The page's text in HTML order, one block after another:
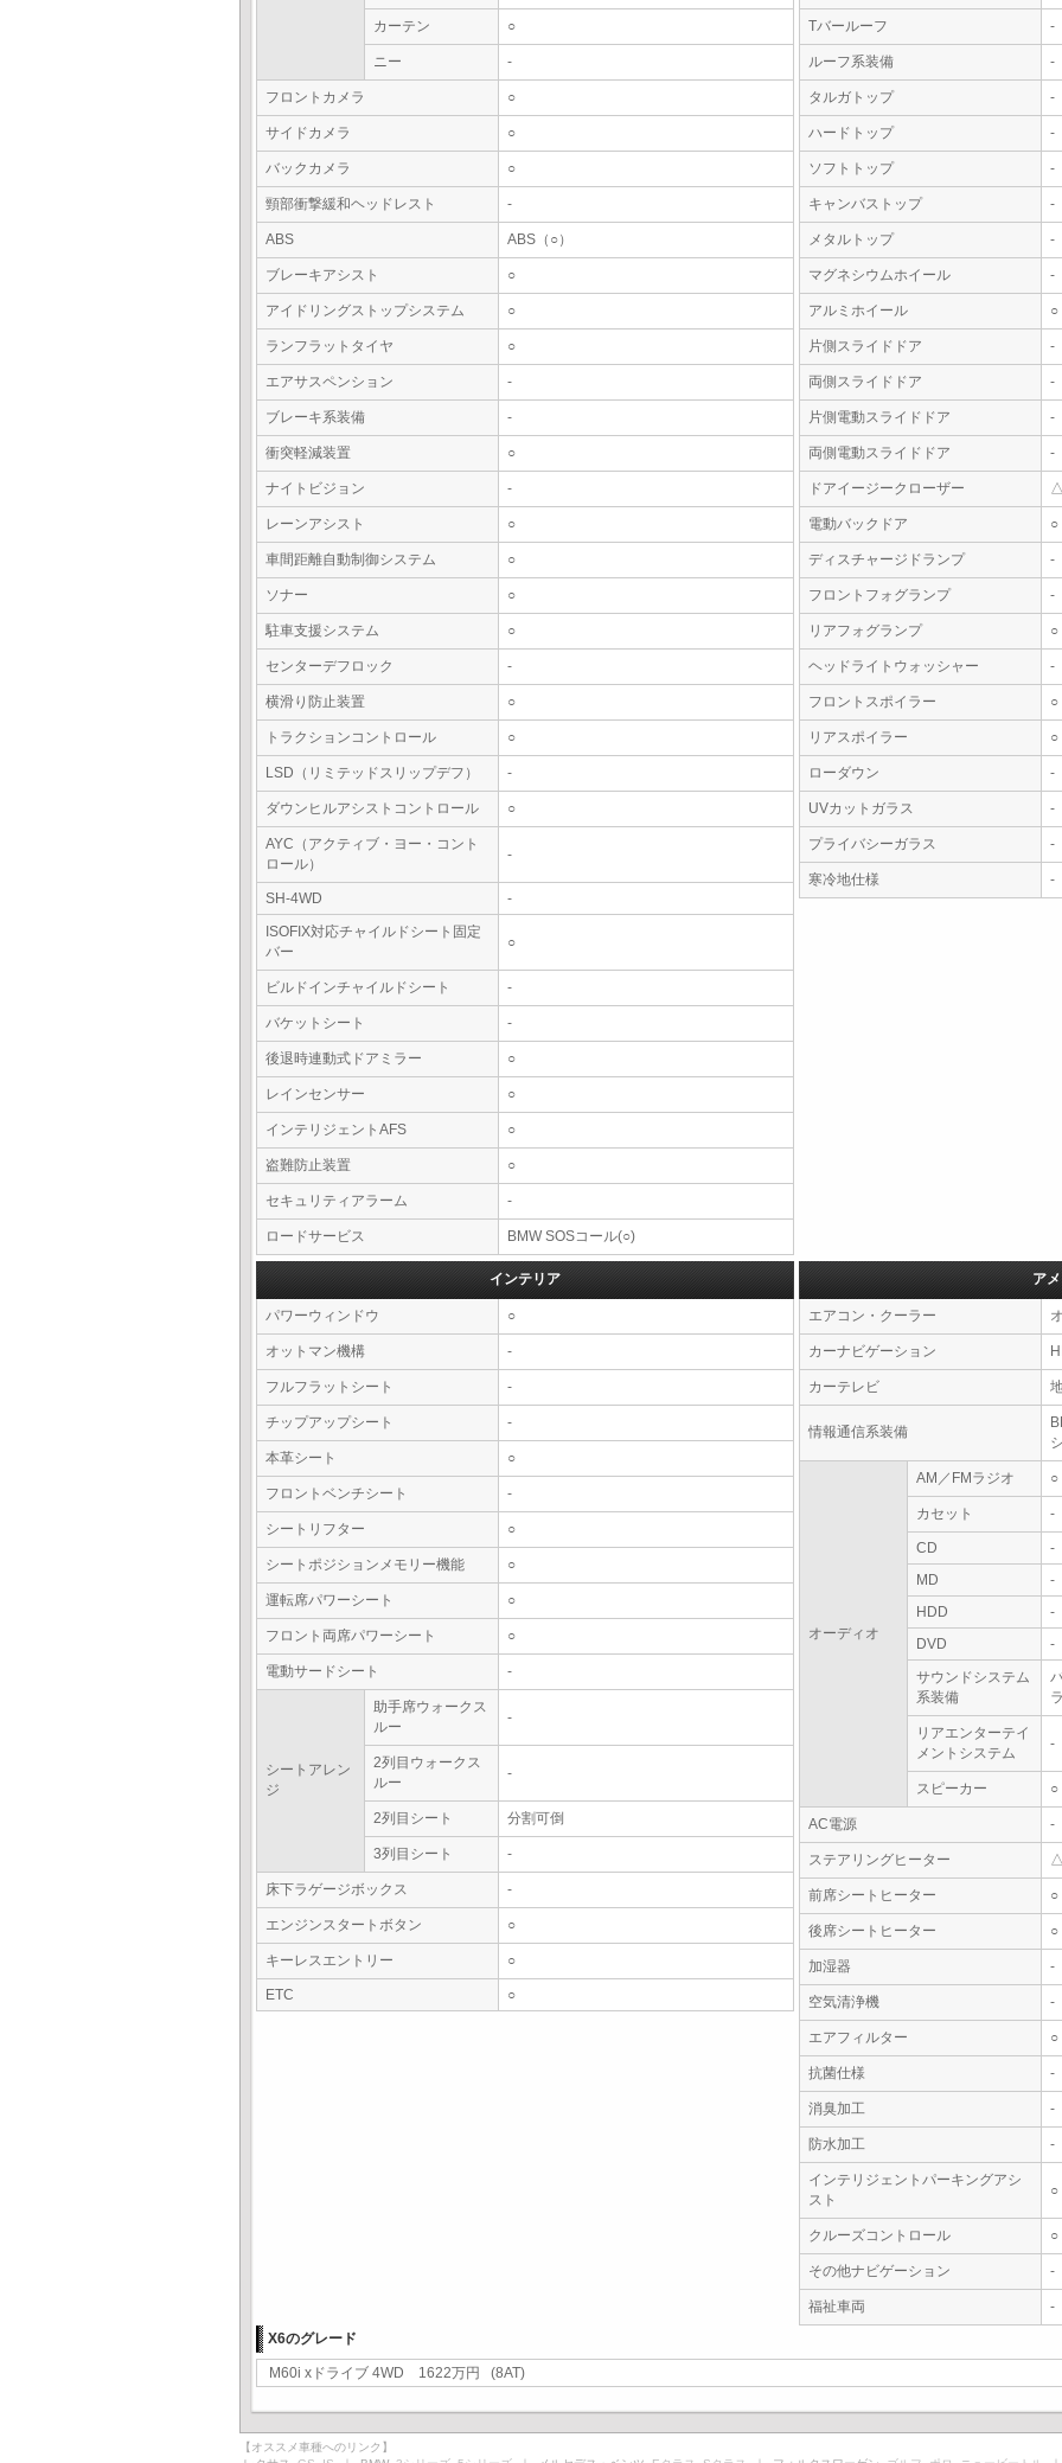
カーテン ○
ニー -
フロントカメラ ○
サイドカメラ ○
バックカメラ ○
頸部衝撃緩和ヘッドレスト -
ABS ABS（○）
ブレーキアシスト ○
アイドリングストップシステム ○
ランフラットタイヤ ○
エアサスペンション -
ブレーキ系装備 -
衝突軽減装置 ○
ナイトビジョン -
レーンアシスト ○
車間距離自動制御システム ○
ソナー ○
駐車支援システム ○
センターデフロック -
横滑り防止装置 ○
トラクションコントロール ○
LSD（リミテッドスリップデフ） -
ダウンヒルアシストコントロール ○
AYC（アクティブ・ヨー・コント
ロール）
-
SH-4WD
-
ISOFIX対応チャイルドシート固定
バー
○
ビルドインチャイルドシート -
バケットシート -
後退時連動式ドアミラー ○
レインセンサー ○
インテリジェントAFS ○
盗難防止装置 ○
セキュリティアラーム -
ロードサービス BMW SOSコール(○)
Tバールーフ -
ルーフ系装備 -
タルガトップ -
ハードトップ -
ソフトトップ -
キャンバストップ -
メタルトップ -
マグネシウムホイール -
アルミホイール ○
片側スライドドア -
両側スライドドア -
片側電動スライドドア -
両側電動スライドドア -
ドアイージークローザー
電動バックドア ○
ディスチャージドランプ -
フロントフォグランプ -
リアフォグランプ ○
ヘッドライトウォッシャー -
フロントスポイラー ○
リアスポイラー ○
ローダウン -
UVカットガラス -
プライバシーガラス -
寒冷地仕様 -
インテリア
パワーウィンドウ ○
オットマン機構 -
フルフラットシート -
チップアップシート -
本革シート ○
フロントベンチシート -
シートリフター ○
シートポジションメモリー機能 ○
運転席パワーシート ○
フロント両席パワーシート ○
電動サードシート -
シートアレン
ジ
助手席ウォークス
ルー
-
2列目ウォークス
ルー
-
2列目シート 分割可倒
3列目シート -
床下ラゲージボックス -
エンジンスタートボタン ○
キーレスエントリー ○
ETC ○
ア
エアコン・クーラー
カーナビゲーション
カーテレビ
情報通信系装備
オーディオ
AM／FMラジオ ○
カセット -
CD
-
MD
-
HDD
-
DVD
-
サウンドシステム
系装備
リアエンターテイ
メントシステム
-
スピーカー ○
AC電源 -
ステアリングヒーター
前席シートヒーター ○
後席シートヒーター ○
加湿器 -
空気清浄機 -
エアフィルター ○
抗菌仕様 -
消臭加工 -
防水加工 -
インテリジェントパーキングアシ
スト
○
クルーズコントロール ○
その他ナビゲーション -
福祉車両
-
X6のグレード
M60i xドライブ 4WD 1622万円 (8AT)
【オススメ車種へのリンク】